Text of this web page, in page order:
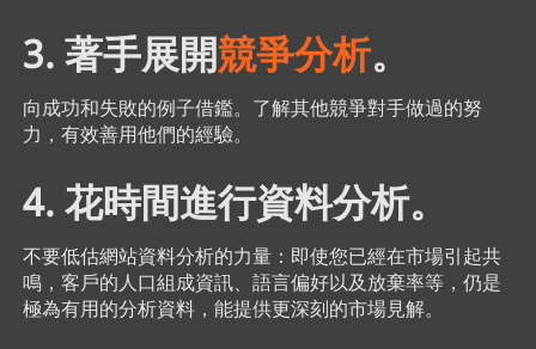
3. 著手展開競爭分析。
向成功和失敗的例子借鑑。了解其他競爭對手做過的努
力，有效善用他們的經驗。
4. 花時間進行資料分析。
不要低估網站資料分析的力量：即使您已經在市場引起共
鳴，客戶的人口組成資訊、語言偏好以及放棄率等，仍是
極為有用的分析資料，能提供更深刻的市場見解。